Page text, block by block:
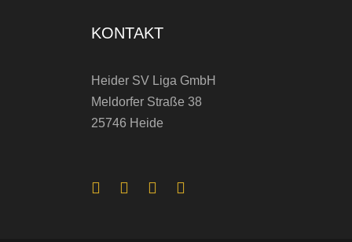
KONTAKT
Heider SV Liga GmbH
Meldorfer Straße 38
25746 Heide